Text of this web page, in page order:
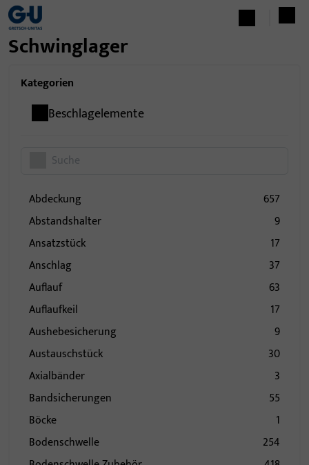
Schwinglager
Kategorien
Beschlagelemente
Abdeckung
657
Abstandshalter
9
Ansatzstück
17
Anschlag
37
Auflauf
63
Auflaufkeil
17
Aushebesicherung
9
Austauschstück
30
Axialbänder
3
Bandsicherungen
55
Böcke
1
Bodenschwelle
254